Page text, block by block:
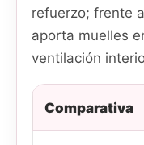
refuerzo; frente
aporta muelles
ventilación
Comparativa